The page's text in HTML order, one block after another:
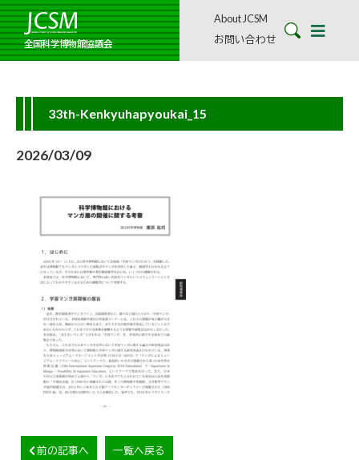
全国科学博物館協議会
About JCSM
お問い合わせ
33th-Kenkyuhapyoukai_15
2026/03/09
前の記事へ 一覧へ戻る